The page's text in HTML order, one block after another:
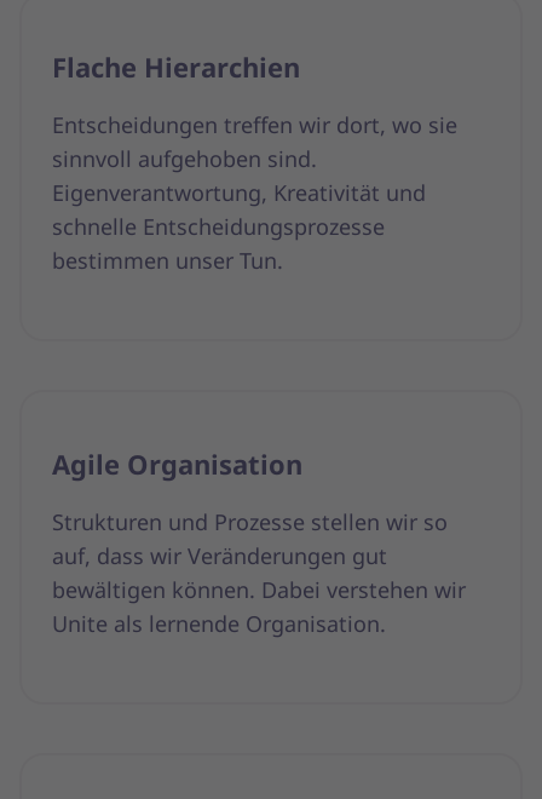
Flache Hierarchien
Entscheidungen treffen wir dort, wo sie
sinnvoll aufgehoben sind.
Eigenverantwortung, Kreativität und
schnelle Entscheidungsprozesse
bestimmen unser Tun.
Agile Organisation
Strukturen und Prozesse stellen wir so
auf, dass wir Veränderungen gut
bewältigen können. Dabei verstehen wir
Unite als lernende Organisation.